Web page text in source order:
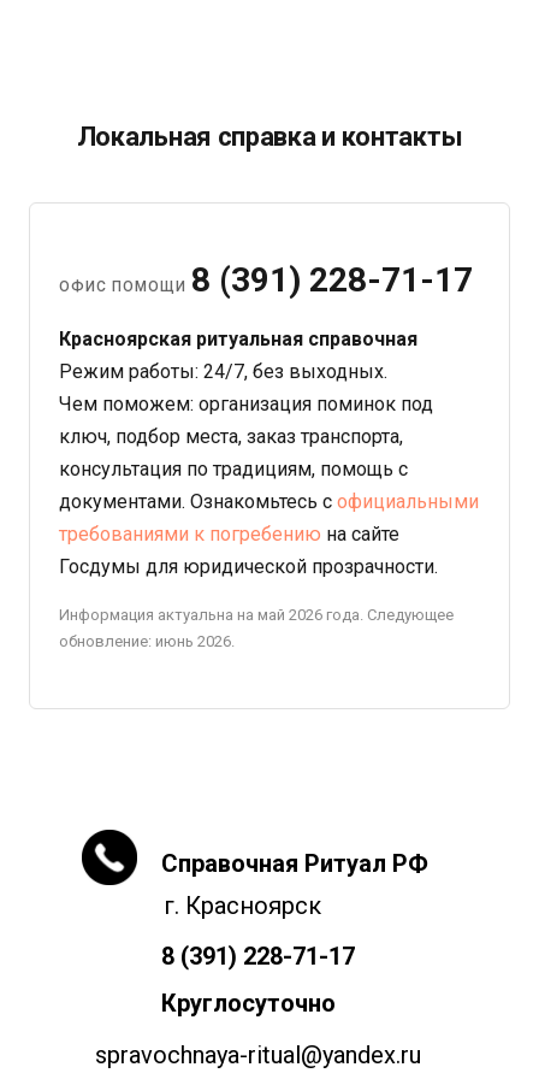
Локальная справка и контакты
ОФИС ПОМОЩИ 8 (391) 228-71-17
Красноярская ритуальная справочная
Режим работы: 24/7, без выходных.
Чем поможем: организация поминок под
ключ, подбор места, заказ транспорта,
консультация по традициям, помощь с
документами. Ознакомьтесь с официальными
требованиями к погребению на сайте
Госдумы для юридической прозрачности.
Информация актуальна на май 2026 года. Следующее
обновление: июнь 2026.
Справочная Ритуал РФ
г. Красноярск
8 (391) 228-71-17
Круглосуточно
spravochnaya-ritual@yandex.ru